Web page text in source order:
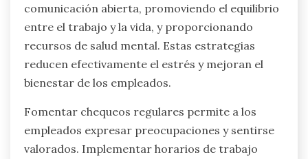
comunicación abierta, promoviendo el equilibrio
entre el trabajo y la vida, y proporcionando
recursos de salud mental. Estas estrategias
reducen efectivamente el estrés y mejoran el
bienestar de los empleados.
Fomentar chequeos regulares permite a los
empleados expresar preocupaciones y sentirse
valorados. Implementar horarios de trabajo